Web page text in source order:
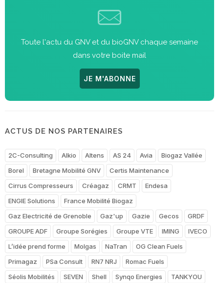
Toute l'actu du GNV et du bioGNV chaque semaine
dans votre boite mail
JE M'ABONNE
ACTUS DE NOS PARTENAIRES
2C-Consulting Alkio Altens AS 24 Avia
Biogaz Vallée
Borel
Bretagne Mobilité GNV
Certis Maintenance
Cirrus Compresseurs
Créagaz CRMT
Endesa
ENGIE Solutions
France Mobilité Biogaz
Gaz Electricité de Grenoble
Gaz'up Gazie Gecos
GRDF
GROUPE ADF
Groupe Sorégies Groupe VTE IMING
IVECO
L’idée prend forme
Molgas NaTran
OG Clean Fuels
Primagaz
PSa Consult RN7 NRJ
Romac Fuels
Séolis Mobilités
SEVEN Shell Synqo Energies
TANKYOU